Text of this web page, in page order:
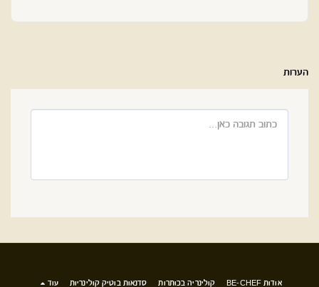
הערות
אודות BE-CHEF קולינריה בכותרות סדנאות בוטיק קולינריות עוד